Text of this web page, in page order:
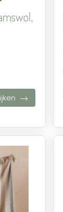
verlanglijst
toevoegen